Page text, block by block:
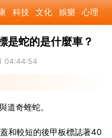
科技 文化 娛樂 心理
時尚 家居 財經 旅遊
體育 寵物
是蛇的是什麼車？
04:44:54
道奇蝰蛇。
和較短的後甲板標誌著40